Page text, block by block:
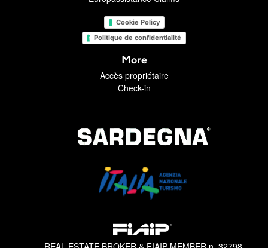
Cookie Policy
Politique de confidentialité
More
Accès propriétaire
Check-in